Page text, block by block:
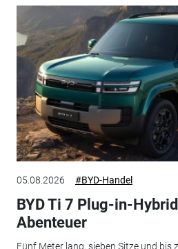
05.08.2026 #BYD-Handel
BYD Ti 7 Plug-in-
Abenteuer
Fünf Meter lang, sieben Sitze und bis